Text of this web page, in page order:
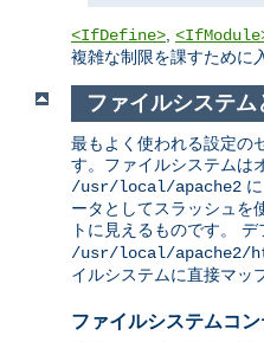
<IfDefine>
複雑な制限を課すために
ファイルシステム
最もよく使われる設定の
す。ファイルシステムは
/usr/local/apache2
ータとしてスラッシュを
トに見えるものです。
/usr/local/apache2/
イルシステムに直接マッ
ファイルシステムコ